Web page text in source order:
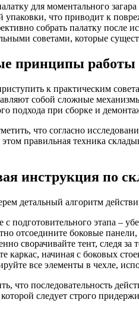
для моментального
упаковки, что приводит к
собрать палатку после
советами, которые
принципы работы
к практическим
собой сложные
подхода при сборке и
что согласно
правильная техника
инструкция по
детальный алгоритм
с подготовительного этапа –
отсоедините боковые
сворачивайте тент, следя
каркас, начиная с боковых
все элементы в чехле,
что последовательность
следует строго